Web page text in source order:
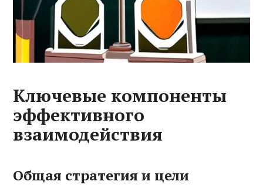
Ключевые компоненты
эффективного
взаимодействия
Общая стратегия и цели